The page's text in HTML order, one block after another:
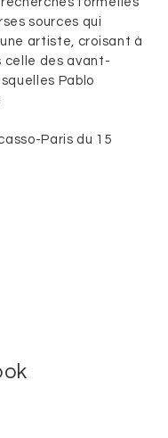
sources qui
artiste, croisant à
celle des avant-
Pablo
Paris du 15